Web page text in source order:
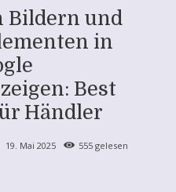
Bildern und
in
Best
Händler
19. Mai 2025 555gelesen